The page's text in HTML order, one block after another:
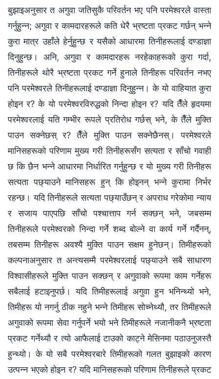
बुझाइअनुसार त अगुवा जतिसुकै परिवर्तन भए पनि परमेश्‍वरले वास्ता
गर्नुहुन्‍न; अगुवा र कामदारहरूले कति धेरै भ्रष्टता प्रकट गर्छन् भन्‍ने
कुरा मात्र उहाँले हेर्नुहुन्छ र यसैको आधारमा तिनीहरूलाई दण्डाज्ञा
दिनुहुन्छ। अनि, अगुवा र कामदारहरू नरहेकाहरूको कुरा गर्दा,
तिनीहरूले थोरै भ्रष्टता प्रकट गर्ने हुनाले तिनीहरू परिवर्तन नभए
पनि परमेश्‍वरले तिनीहरूलाई दण्डाज्ञा दिनुहुन्‍न। के यो वाहियात कुरा
होइन र? के यो परमेश्‍वरविरुद्धको निन्दा होइन र? यदि तैँले हृदयमा
परमेश्‍वरलाई यति गम्भीर रूपले प्रतिरोध गर्छस् भने, के तैँले मुक्ति
पाउन सक्नेछस् र? तैँले मुक्ति पाउन सक्नेछैनस्। परमेश्‍वरले
मानिसहरूको परिणाम मुख्य गरी तिनीहरूसँग सत्यता र साँचो गवाही
छ कि छैन भन्‍ने आधारमा निर्धारित गर्नुहुन्छ र यो मुख्य गरी तिनीहरू
सत्यता पछ्याउने मानिसहरू हुन् कि होइनन् भन्‍ने कुरामा निर्भर
रहन्छ। यदि तिनीहरूले सत्यता पछ्याउँछन् र अपराध गरेकोमा न्याय
र सजाय पाएपछि साँचो पश्‍चात्ताप गर्न सक्छन् भने, जबसम्म
तिनीहरूले परमेश्‍वरको निन्दा गर्ने शब्द बोल्ने वा कार्य गर्ने गर्दैनन्,
तबसम्म तिनीहरू अवश्यै मुक्ति पाउन सक्षम हुनेछन्। तिमीहरूको
कल्पनाअनुसार त अन्त्यसम्‍मै परमेश्‍वरलाई पछ्याउने सबै साधारण
विश्‍वासीहरूले मुक्ति पाउन सक्छन् र अगुवाको रूपमा काम गर्नेहरू
सबैलाई हटाइनुपर्छ। यदि तिमीहरूलाई अगुवा हुन भनिन्थ्यो भने,
तिमीहरू यो नगर्नु ठीक नहुने भन्‍ने तिमीहरू सोच्नेथ्यौ, तर तिमीहरूले
अगुवाको रूपमा सेवा गर्नुपर्ने भयो भने तिमीहरूले नजानीकनै भ्रष्टता
प्रकट गर्नेथ्यौ र त्यो आफैलाई टाउको काट्ने मेसिनमा पठाउनुजस्तै
हुन्थ्यो। के यो सबै परमेश्‍वरबारे तिमीहरूको गलत बुझाइको कारण
उत्पन्‍न भएको होइन र? यदि मानिसहरूको परिणाम तिनीहरूले प्रकट